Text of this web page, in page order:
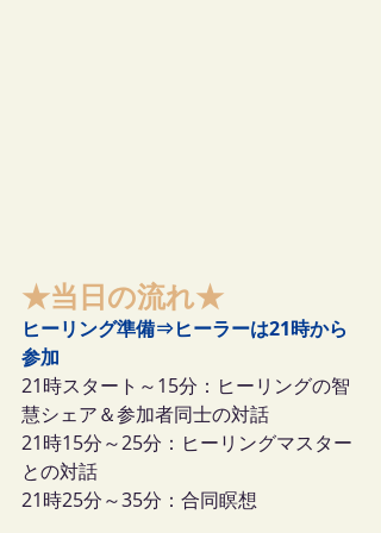
★当日の流れ★
ヒーリング準備⇒ヒーラーは21時から
参加
21時スタート～15分：ヒーリングの智
慧シェア＆参加者同士の対話
21時15分～25分：ヒーリングマスター
との対話
21時25分～35分：合同瞑想